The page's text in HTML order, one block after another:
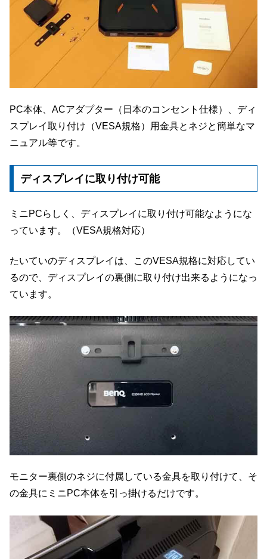
PC本体、ACアダプター（日本のコンセント仕様）、ディ
スプレイ取り付け（VESA規格）用金具とネジと簡単なマ
ニュアル等です。
ディスプレイに取り付け可能
ミニPCらしく、ディスプレイに取り付け可能なようにな
っています。（VESA規格対応）
たいていのディスプレイは、このVESA規格に対応してい
るので、ディスプレイの裏側に取り付け出来るようになっ
ています。
モニター裏側のネジに付属している金具を取り付けて、そ
の金具にミニPC本体を引っ掛けるだけです。